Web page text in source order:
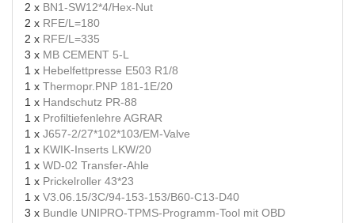
2 x BN1-SW12*4/Hex-Nut
2 x RFE/L=180
2 x RFE/L=335
3 x MB CEMENT 5-L
1 x Hebelfettpresse E503 R1/8
1 x Thermopr.PNP 181-1E/20
1 x Handschutz PR-88
1 x Profiltiefenlehre AGRAR
1 x J657-2/27*102*103/EM-Valve
1 x KWIK-Inserts LKW/20
1 x WD-02 Transfer-Ahle
1 x Prickelroller 43*23
1 x V3.06.15/3C/94-153-153/B60-C13-D40
3 x Bundle UNIPRO-TPMS-Programm-Tool mit OBD